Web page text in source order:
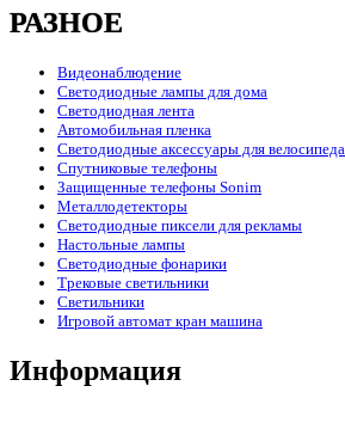
РАЗНОЕ
Видеонаблюдение
Светодиодные лампы для дома
Светодиодная лента
Автомобильная пленка
Светодиодные аксессуары для велосипеда
Спутниковые телефоны
Защищенные телефоны Sonim
Металлодетекторы
Светодиодные пиксели для рекламы
Настольные лампы
Светодиодные фонарики
Трековые светильники
Светильники
Игровой автомат кран машина
Информация